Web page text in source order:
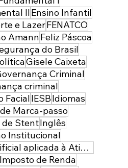
IIEnsino Infantil
e LazerFENATCO
AmannFeliz Páscoa
do Brasil
Gisele Caixeta
Criminal
criminal
FacialIESBIdiomas
Marca-passo
StentInglês
Institucional
Inteligência Artificial aplicada à Atividade Policial
de Renda